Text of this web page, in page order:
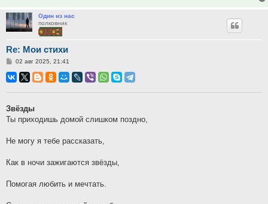
Один из нас
полковник
Re: Мои стихи
Сообщение
02 авг 2025, 21:41
Звёзды
Ты приходишь домой слишком поздно,
Не могу я тебе рассказать,
Как в ночи зажигаются звёзды,
Помогая любить и мечтать.